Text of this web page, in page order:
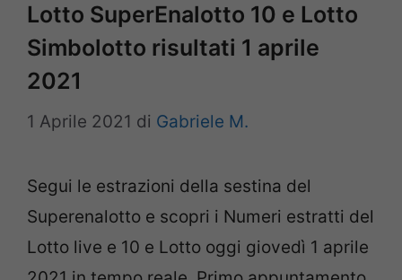
Lotto SuperEnalotto 10 e Lotto
Simbolotto risultati 1 aprile
2021
1 Aprile 2021 di Gabriele M.
Segui le estrazioni della sestina del
Superenalotto e scopri i Numeri estratti del
Lotto live e 10 e Lotto oggi giovedì 1 aprile